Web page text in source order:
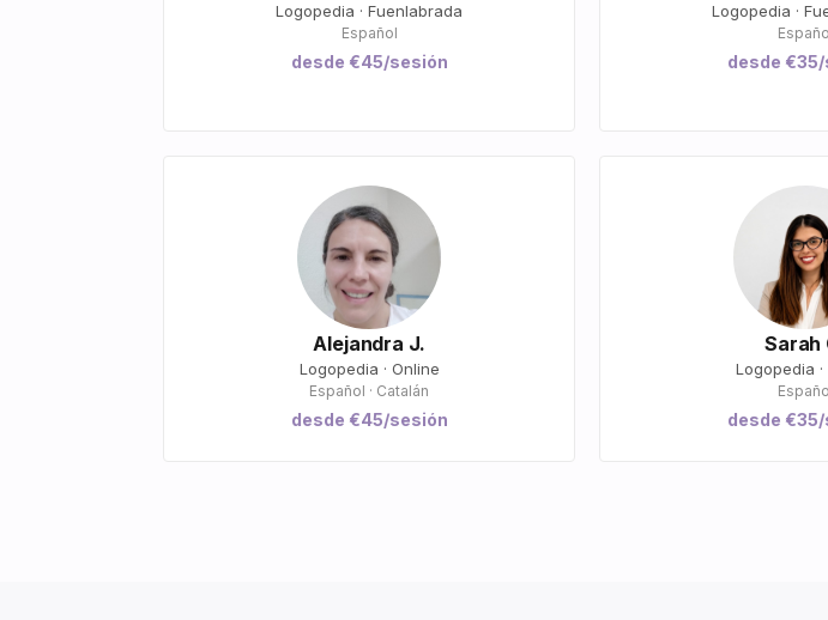
Logopedia · Fuenlabrada
Español
desde €45/sesión
Logopedia ·
desde
Alejandra J.
Logopedia · Online
Español · Catalán
desde €45/sesión
Sarah
Logopedia ·
desde